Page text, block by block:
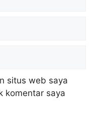
situs web saya
komentar saya